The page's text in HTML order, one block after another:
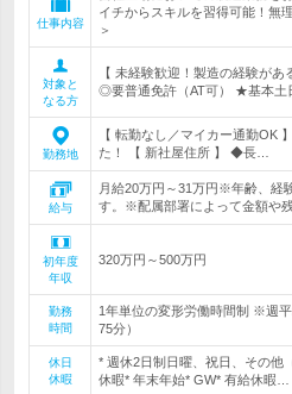
仕事内容
イチからスキルを習得可能！無
＞
対象と
なる方
【 未経験歓迎！製造の経験が
◎要普通免許（AT可） ★基本土
勤務地
【 転勤なし／マイカー通勤OK
た！ 【 新社屋住所 】 ◆長…
給与
月給20万円～31万円※年齢、経
す。※配属部署によって金額や
初年度
年収
320万円～500万円
勤務
時間
1年単位の変形労働時間制 ※週
75分）
休日
休暇
* 週休2日制日曜、祝日、その他
休暇* 年末年始* GW* 有給休暇…